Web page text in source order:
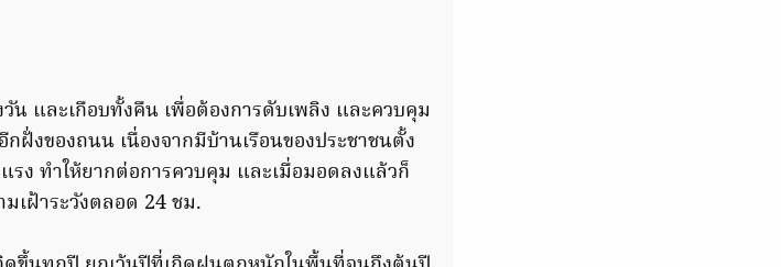
และเกือบทั้งคืน เพื่อต้องการดับเพลิง และควบคุม
กฝั่งของถนน เนื่องจากมีบ้านเรือนของประชาชนตั้ง
ง ทำให้ยากต่อการควบคุม และเมื่อมอดลงแล้วก็
เฝ้าระวังตลอด 24 ชม.